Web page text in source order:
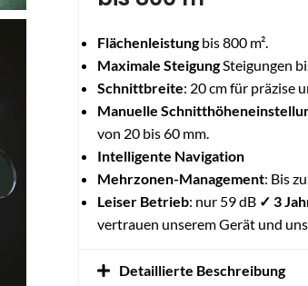
Flächenleistungbis 800 m².
Maximale SteigungSteigungen
Schnittbreite: 20 cm für präzise
Manuelle
von 20 bis 60 mm.
Intelligente Navigation
Mehrzonen-Management: Bis
Leiser Betrieb: nur 59 dB ✓ 3
vertrauen unserem Gerät und
Detaillierte Beschreibung